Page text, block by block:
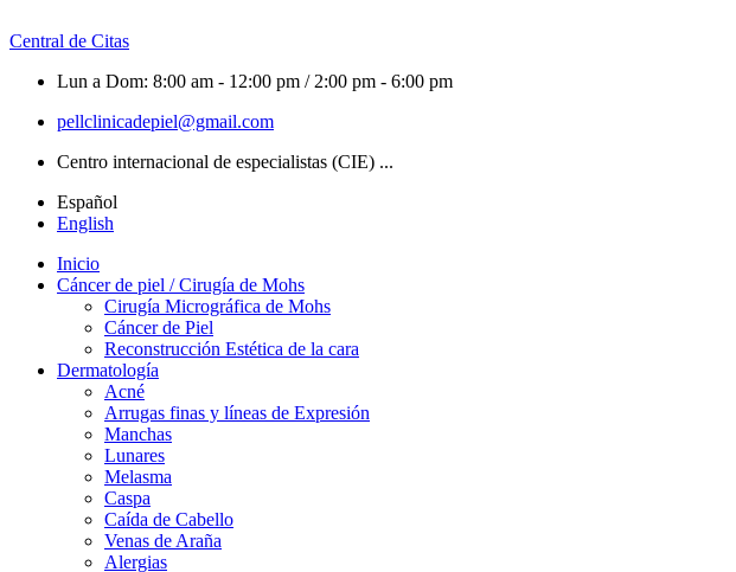
Central de Citas
Lun a Dom: 8:00 am - 12:00 pm / 2:00 pm - 6:00 pm
pellclinicadepiel@gmail.com
Centro internacional de especialistas (CIE) ...
Español
English
Inicio
Cáncer de piel / Cirugía de Mohs
Cirugía Micrográfica de Mohs
Cáncer de Piel
Reconstrucción Estética de la cara
Dermatología
Acné
Arrugas finas y líneas de Expresión
Manchas
Lunares
Melasma
Caspa
Caída de Cabello
Venas de Araña
Alergias